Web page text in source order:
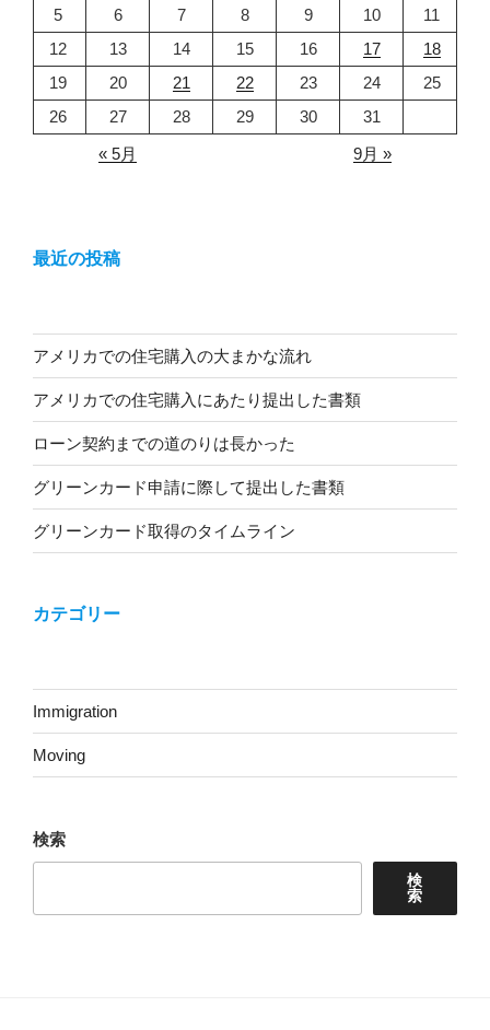
5
6 7 8 9 10
11
12
13 14 15 16 17
18
19
20 21 22 23 24
25
26
27 28 29 30
31
« 5月
9月 »
最近の投稿
アメリカでの住宅購入の大まかな流れ
アメリカでの住宅購入にあたり提出した書類
ローン契約までの道のりは長かった
グリーンカード申請に際して提出した書類
グリーンカード取得のタイムライン
カテゴリー
Immigration
Moving
検索
検
索